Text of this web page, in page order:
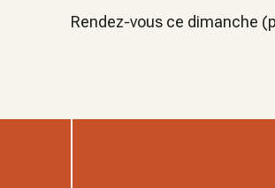
Rendez-vous ce dimanche